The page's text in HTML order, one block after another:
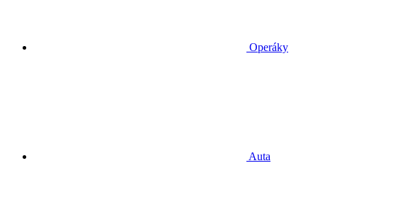
Operáky
Auta